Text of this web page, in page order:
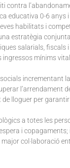
contra
educativa 0-6 anys
habilitats i
estratègia
salarials,
mínims
incrementant
l’arrendament
lloguer per
a totes les
i
col·laboració